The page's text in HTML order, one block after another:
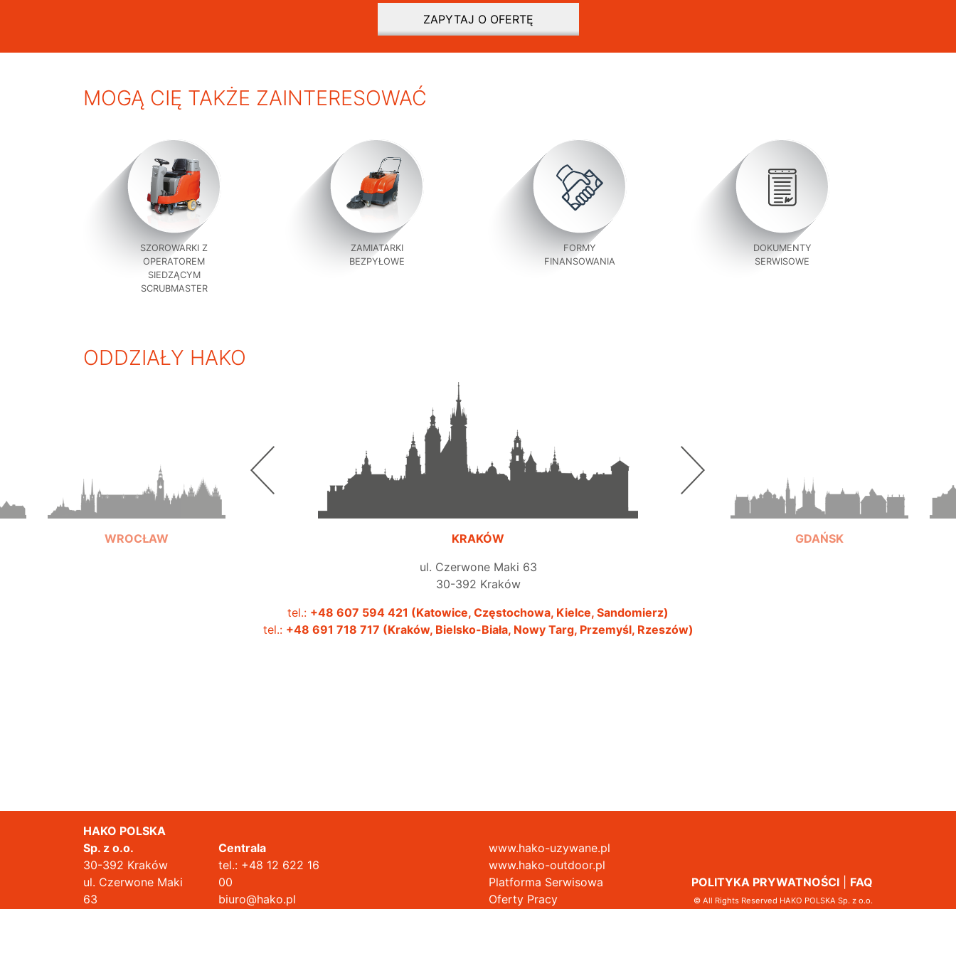
ZAPYTAJ O OFERTĘ
MOGĄ CIĘ TAKŻE ZAINTERESOWAĆ
SZOROWARKI Z
OPERATOREM
SIEDZĄCYM
SCRUBMASTER
ZAMIATARKI
BEZPYŁOWE
FORMY
FINANSOWANIA
DOKUMENTY
SERWISOWE
ODDZIAŁY HAKO
WROCŁAW
KRAKÓW
ul. Czerwone Maki 63
30-392 Kraków
tel.: +48 607 594 421 (Katowice, Częstochowa, Kielce, Sandomierz)
tel.: +48 691 718 717 (Kraków, Bielsko-Biała, Nowy Targ, Przemyśl, Rzeszów)
GDAŃSK
HAKO POLSKA
Sp. z o.o.
30-392 Kraków
ul. Czerwone Maki
63
Centrala
tel.: +48 12 622 16
00
biuro@hako.pl
www.hako-uzywane.pl
www.hako-outdoor.pl
Platforma Serwisowa
Oferty Pracy
POLITYKA PRYWATNOŚCI FAQ
© All Rights Reserved HAKO POLSKA Sp. z o.o.